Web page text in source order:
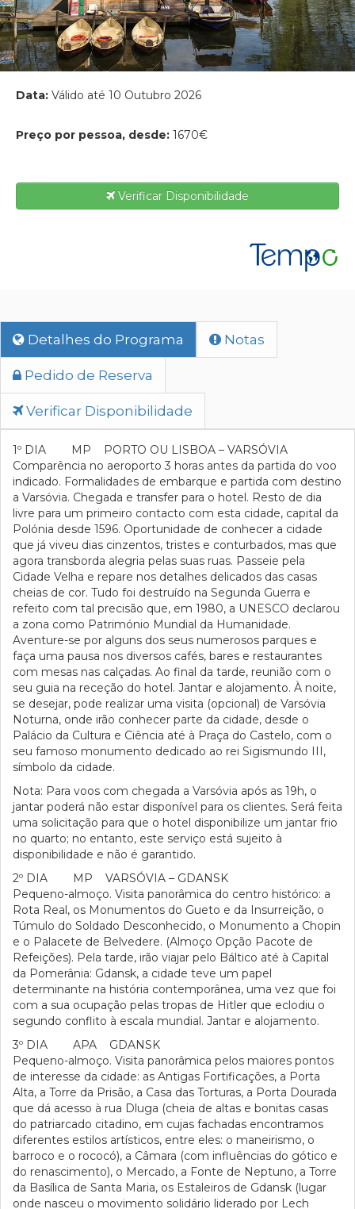
Data: Válido até 10 Outubro 2026
Preço por pessoa, desde: 1670€
Verificar Disponibilidade
Detalhes do Programa Notas
Pedido de Reserva
Verificar Disponibilidade
1º DIA MP PORTO OU LISBOA – VARSÓVIA
Comparência no aeroporto 3 horas antes da partida do voo
indicado. Formalidades de embarque e partida com destino
a Varsóvia. Chegada e transfer para o hotel. Resto de dia
livre para um primeiro contacto com esta cidade, capital da
Polónia desde 1596. Oportunidade de conhecer a cidade
que já viveu dias cinzentos, tristes e conturbados, mas que
agora transborda alegria pelas suas ruas. Passeie pela
Cidade Velha e repare nos detalhes delicados das casas
cheias de cor. Tudo foi destruído na Segunda Guerra e
refeito com tal precisão que, em 1980, a UNESCO declarou
a zona como Património Mundial da Humanidade.
Aventure-se por alguns dos seus numerosos parques e
faça uma pausa nos diversos cafés, bares e restaurantes
com mesas nas calçadas. Ao final da tarde, reunião com o
seu guia na receção do hotel. Jantar e alojamento. À noite,
se desejar, pode realizar uma visita (opcional) de Varsóvia
Noturna, onde irão conhecer parte da cidade, desde o
Palácio da Cultura e Ciência até à Praça do Castelo, com o
seu famoso monumento dedicado ao rei Sigismundo III,
símbolo da cidade.
Nota: Para voos com chegada a Varsóvia após as 19h, o
jantar poderá não estar disponível para os clientes. Será feita
uma solicitação para que o hotel disponibilize um jantar frio
no quarto; no entanto, este serviço está sujeito à
disponibilidade e não é garantido.
2º DIA MP VARSÓVIA – GDANSK
Pequeno-almoço. Visita panorâmica do centro histórico: a
Rota Real, os Monumentos do Gueto e da Insurreição, o
Túmulo do Soldado Desconhecido, o Monumento a Chopin
e o Palacete de Belvedere. (Almoço Opção Pacote de
Refeições). Pela tarde, irão viajar pelo Báltico até à Capital
da Pomerânia: Gdansk, a cidade teve um papel
determinante na história contemporânea, uma vez que foi
com a sua ocupação pelas tropas de Hitler que eclodiu o
segundo conflito à escala mundial. Jantar e alojamento.
3º DIA APA GDANSK
Pequeno-almoço. Visita panorâmica pelos maiores pontos
de interesse da cidade: as Antigas Fortificações, a Porta
Alta, a Torre da Prisão, a Casa das Torturas, a Porta Dourada
que dá acesso à rua Dluga (cheia de altas e bonitas casas
do patriarcado citadino, em cujas fachadas encontramos
diferentes estilos artísticos, entre eles: o maneirismo, o
barroco e o rococó), a Câmara (com influências do gótico e
do renascimento), o Mercado, a Fonte de Neptuno, a Torre
da Basílica de Santa Maria, os Estaleiros de Gdansk (lugar
onde nasceu o movimento solidário liderado por Lech